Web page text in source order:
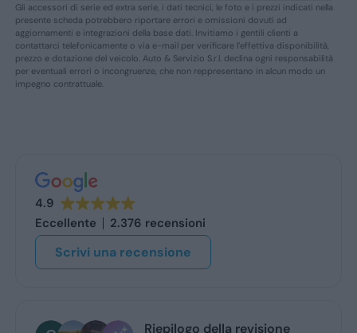
Gli accessori di serie ed extra serie, i dati tecnici, le foto e i prezzi indicati nella
presente scheda potrebbero riportare errori e omissioni dovuti ad
aggiornamenti e integrazioni della base dati. Invitiamo i gentili clienti a
contattarci telefonicamente o via e-mail per verificare l’effettiva disponibilità,
prezzo e dotazione del veicolo. Auto & Servizio S.r.l. declina ogni responsabilità
per eventuali errori o incongruenze, che non reppresentano in alcun modo un
impegno contrattuale.
4.9
Eccellente
2.376 recensioni
Scrivi una recensione
Giancarlo Meloni